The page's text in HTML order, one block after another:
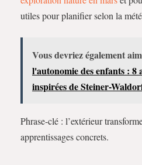
utiles pour planifier selon la
Vous devriez également
l'autonomie des enfants : 8
inspirées de Steiner-
Phrase-clé : l’extérieur
apprentissages concrets.